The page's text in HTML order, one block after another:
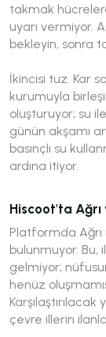
takmak
uyarı vermiyor.
bekleyin, sonra
İkincisi tuz. Kar
kurumuyla
oluşturuyor; su
günün akşamı
basınçlı su
ardına itiyor.
Hiscoot'ta Ağrı
Platformda Ağrı
bulunmuyor. Bu,
gelmiyor;
henüz
çevre illerin